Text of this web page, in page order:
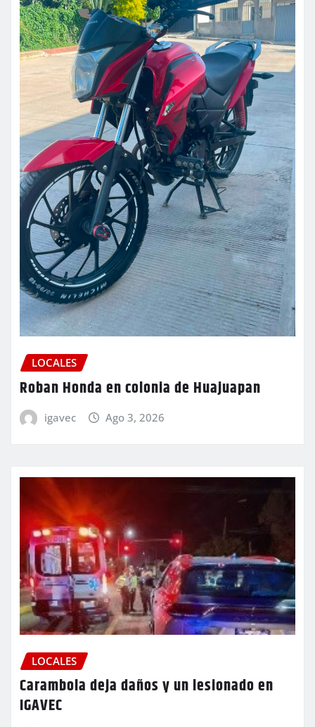
LOCALES
Roban Honda en colonia de Huajuapan
igavec Ago 3, 2026
LOCALES
Carambola deja daños y un lesionado en
IGAVEC